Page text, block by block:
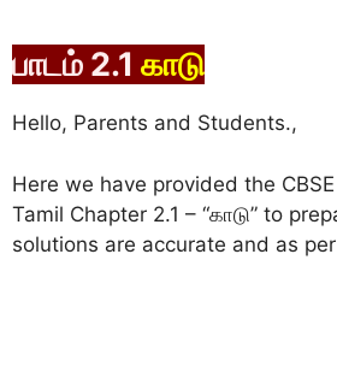
பாடம் 2.1 காடு
Hello, Parents and Students.,
Here we have provided the
Tamil Chapter 2.1 – “காடு” to
solutions are accurate and as